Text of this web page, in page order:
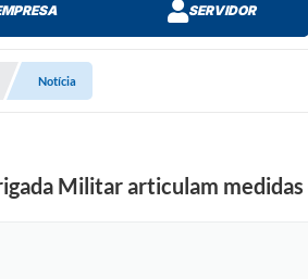
SERVIDOR
Notícia
Militar articulam